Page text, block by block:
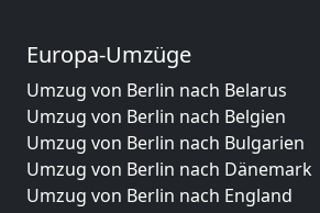
Europa-Umzüge
Umzug von Berlin nach Belarus
Umzug von Berlin nach Belgien
Umzug von Berlin nach Bulgarien
Umzug von Berlin nach Dänemark
Umzug von Berlin nach England